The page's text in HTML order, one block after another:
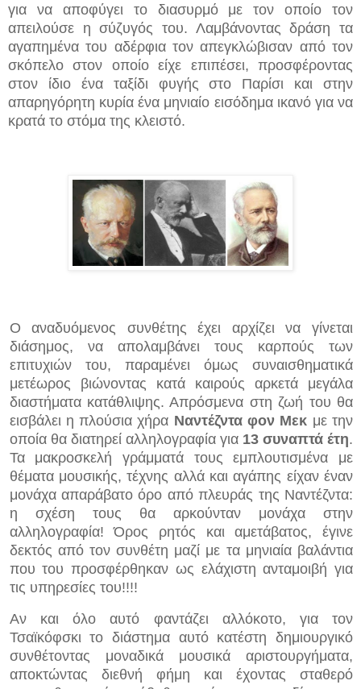
για να αποφύγει το διασυρμό με τον οποίο τον
απειλούσε η σύζυγός του. Λαμβάνοντας δράση τα
αγαπημένα του αδέρφια τον απεγκλώβισαν από τον
σκόπελο στον οποίο είχε επιπέσει, προσφέροντας
στον ίδιο ένα ταξίδι φυγής στο Παρίσι και στην
απαρηγόρητη κυρία ένα μηνιαίο εισόδημα ικανό για να
κρατά το στόμα της κλειστό.
Ο αναδυόμενος συνθέτης έχει αρχίζει να γίνεται
διάσημος, να απολαμβάνει τους καρπούς των
επιτυχιών του, παραμένει όμως συναισθηματικά
μετέωρος βιώνοντας κατά καιρούς αρκετά μεγάλα
διαστήματα κατάθλιψης. Απρόσμενα στη ζωή του θα
εισβάλει η πλούσια χήρα Ναντέζντα φον Μεκ με την
οποία θα διατηρεί αλληλογραφία για 13 συναπτά έτη.
Τα μακροσκελή γράμματά τους εμπλουτισμένα με
θέματα μουσικής, τέχνης αλλά και αγάπης είχαν έναν
μονάχα απαράβατο όρο από πλευράς της Ναντέζντα:
η σχέση τους θα αρκούνταν μονάχα στην
αλληλογραφία! Όρος ρητός και αμετάβατος, έγινε
δεκτός από τον συνθέτη μαζί με τα μηνιαία βαλάντια
που του προσφέρθηκαν ως ελάχιστη ανταμοιβή για
τις υπηρεσίες του!!!!
Αν και όλο αυτό φαντάζει αλλόκοτο, για τον
Τσαϊκόφσκι το διάστημα αυτό κατέστη δημιουργικό
συνθέτοντας μοναδικά μουσικά αριστουργήματα,
αποκτώντας διεθνή φήμη και έχοντας σταθερό